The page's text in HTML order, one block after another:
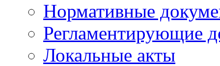
Нормативные
Регламентирующие
Локальные акты